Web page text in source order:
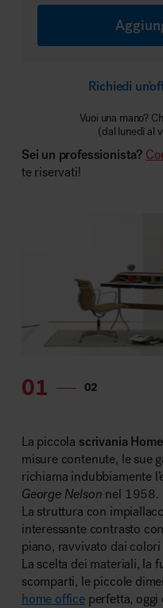
Richiedi
Vuoi una mano?
(dal lunedì al
Sei un professionista?
te riservati!
La piccola scrivania
misure contenute, le sue
richiama indubbiamente
George Nelson nel 1958.
La struttura con
interessante contrasto
piano, ravvivato dai
La scelta dei materiali, la
scomparti, le piccole
home officeperfetta, oggi